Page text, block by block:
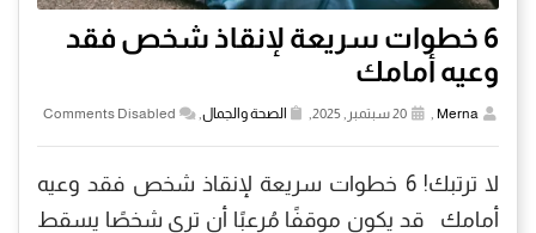
6 خطوات سريعة لإنقاذ شخص فقد
وعيه أمامك
Merna
, الصحة والجمال,
Comments Disabled
لا ترتبك! 6 خطوات سريعة لإنقاذ شخص فقد وعيه
أمامك قد يكون موقفًا مُرعبًا أن ترى شخصًا يسقط